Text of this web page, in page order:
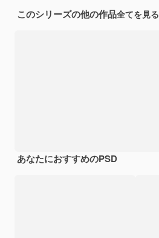
このシリーズの他の作品全てを見る
あなたにおすすめのPSD